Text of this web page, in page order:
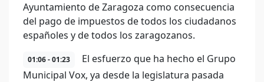
Ayuntamiento de Zaragoza como consecuencia
del pago de impuestos de todos los ciudadanos
españoles y de todos los zaragozanos.
01:06 - 01:23
El esfuerzo que ha hecho el Grupo
Municipal Vox, ya desde la legislatura pasada